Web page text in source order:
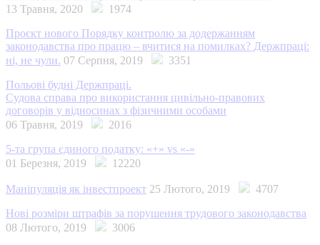
13 Травня, 2020
1974
Проєкт нового Порядку контролю за додержанням
законодавства про працю – вчитися на помилках? Держпраці:
ні, не чули. 07 Серпня, 2019
3351
Польові будні Держпраці.
Судова справа про використання цивільно-правових
договорів у відносинах з фізичними особами
06 Травня, 2019
2016
5-та група єдиного податку: «+» vs «-»
01 Березня, 2019
12220
Маніпуляція як інвестпроект 25 Лютого, 2019
4707
Нові розміри штрафів за порушення трудового законодавства
08 Лютого, 2019
3006